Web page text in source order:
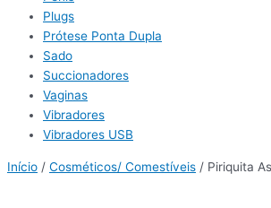
Plugs
Prótese Ponta Dupla
Sado
Succionadores
Vaginas
Vibradores
Vibradores USB
Início / Cosméticos/ Comestíveis / Piriquita